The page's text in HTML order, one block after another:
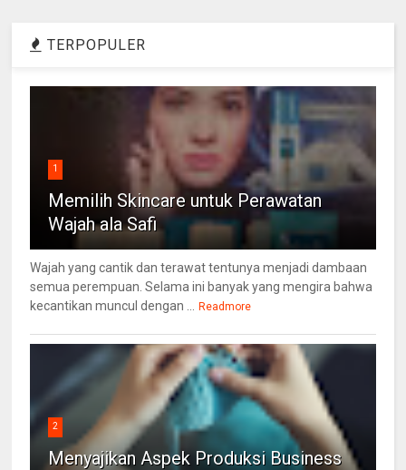
TERPOPULER
1
Memilih Skincare untuk Perawatan
Wajah ala Safi
Wajah yang cantik dan terawat tentunya menjadi dambaan
semua perempuan. Selama ini banyak yang mengira bahwa
kecantikan muncul dengan ...
Readmore
2
Menyajikan Aspek Produksi Business